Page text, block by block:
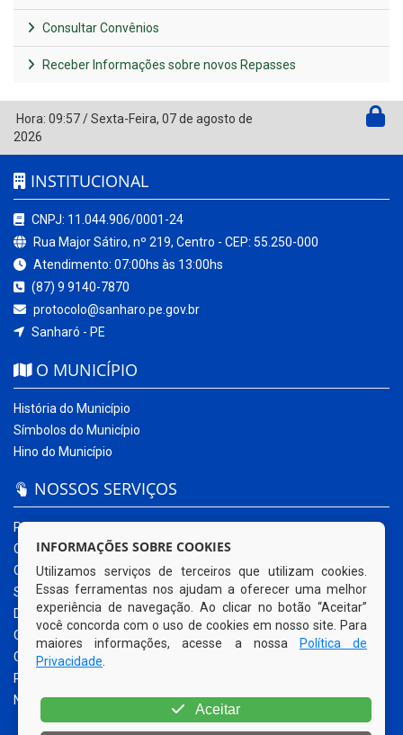
Consultar Convênios
Receber Informações sobre novos Repasses
Hora: 09:57/Sexta-Feira, 07 de agosto de
2026
INSTITUCIONAL
CNPJ: 11.044.906/0001-24
Rua Major Sátiro, nº 219, Centro - CEP: 55.250-000
Atendimento: 07:00hs às 13:00hs
(87) 9 9140-7870
protocolo@sanharo.pe.gov.br
Sanharó - PE
O MUNICÍPIO
História do Município
Símbolos do Município
Hino do Município
NOSSOS SERVIÇOS
Portal da Transparência
Carta de Serviços ao Usuário
Ouvidoria Municipal
Sistema Eletrônico – e-SIC
Diário Oficial
Quadro de Avisos
Contracheque Online
Portal do Contribuinte
Nota Fiscal Eletrônica
INFORMAÇÕES SOBRE COOKIES
Utilizamos serviços de terceiros que utilizam cookies.
Essas ferramentas nos ajudam a oferecer uma melhor
experiência de navegação. Ao clicar no botão “Aceitar”
você concorda com o uso de cookies em nosso site. Para
maiores informações, acesse a nossa
Política de
Privacidade
Aceitar